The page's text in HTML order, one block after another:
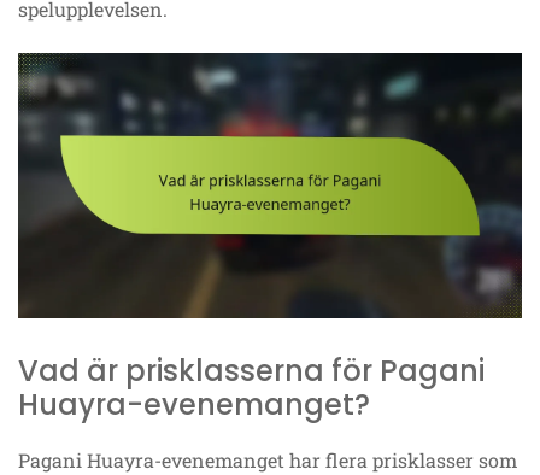
spelupplevelsen.
Vad är prisklasserna för Pagani
Huayra-evenemanget?
Pagani Huayra-evenemanget har flera prisklasser som